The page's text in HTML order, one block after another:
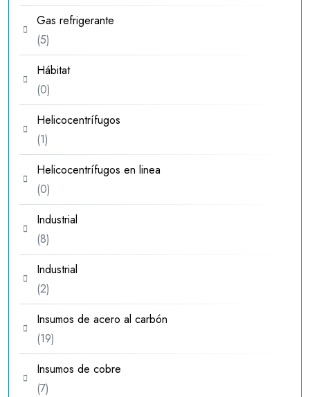
productos
Gas refrigerante
55
productos
Hábitat
00
productos
Helicocentrífugos
11
producto
Helicocentrífugos en linea
00
productos
Industrial
88
productos
Industrial
22
productos
Insumos de acero al carbón
1919
productos
Insumos de cobre
77